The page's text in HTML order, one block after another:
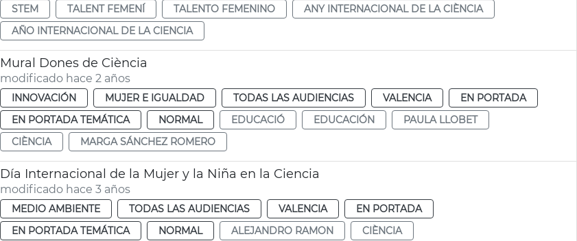
STEM
TALENT FEMENÍ TALENTO FEMENINO
ANY INTERNACIONAL DE LA CIÈNCIA
AÑO INTERNACIONAL DE LA CIENCIA
Mural Dones de Ciència
modificado hace 2 años
INNOVACIÓN MUJER E IGUALDAD TODAS LAS AUDIENCIAS VALENCIA
EN PORTADA
EN PORTADA TEMÁTICA
NORMAL EDUCACIÓ EDUCACIÓN
PAULA LLOBET
CIÈNCIA
MARGA SÁNCHEZ ROMERO
Día Internacional de la Mujer y la Niña en la Ciencia
modificado hace 3 años
MEDIO AMBIENTE TODAS LAS AUDIENCIAS VALENCIA
EN PORTADA
EN PORTADA TEMÁTICA
NORMAL ALEJANDRO RAMON
CIÈNCIA